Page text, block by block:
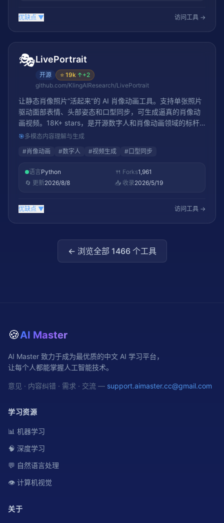
优缺点 ▼ 访问工具 →
🎭LivePortrait
开源 ⭐ 19k ↑+2
github.com/KlingAIResearch/LivePortrait
让静态肖像照片“活起来”的 AI 肖像动画工具。支持单张照片
驱动面部表情、头部姿态和口型同步，可生成逼真的肖像动
画视频。18K+ stars，是开源数字人和肖像动画领域的标杆
项目
🎯多模态内容理解与生成
# 肖像动画 #数字人 #视频生成 # 口型同步
语言Python 🍴 Forks1,961
🔄 更新2026/8/8 📥 收录2026/5/19
优缺点 ▼ 访问工具 →
← 浏览全部 1466个工具
🍪AI Master
AI Master 致力于成为最优质的中文 AI 学习平台，
让每个人都能掌握人工智能技术。
意见 · 内容纠错 · 需求 · 交流 — support.aimaster.cc@gmail.com
学习资源
📊 机器学习
🧠 深度学习
💬 自然语言处理
👁️ 计算机视觉
关于